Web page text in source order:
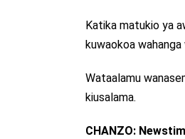
Katika matukio ya
kuwaokoa
Wataalamu
kiusalama.
CHANZO: